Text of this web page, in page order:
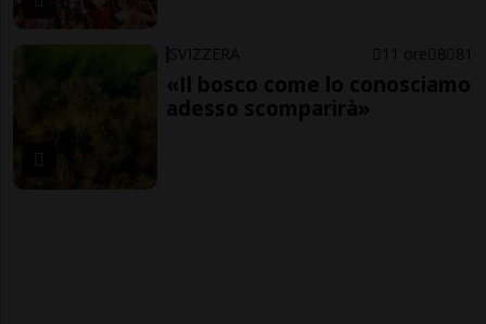
SVIZZERA 11 ore 8 81
«Il bosco come lo conosciamo
adesso scomparirà»